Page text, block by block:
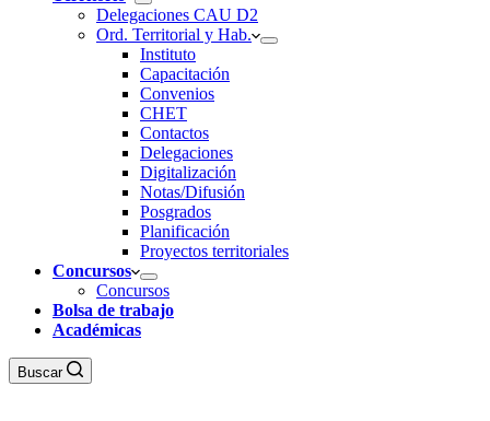
Delegaciones CAU D2
Ord. Territorial y Hab.
Instituto
Capacitación
Convenios
CHET
Contactos
Delegaciones
Digitalización
Notas/Difusión
Posgrados
Planificación
Proyectos territoriales
Concursos
Concursos
Bolsa de trabajo
Académicas
Buscar